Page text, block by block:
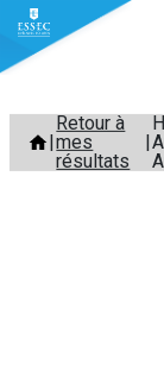
Aller
contenu
Retour à
mes
résultats